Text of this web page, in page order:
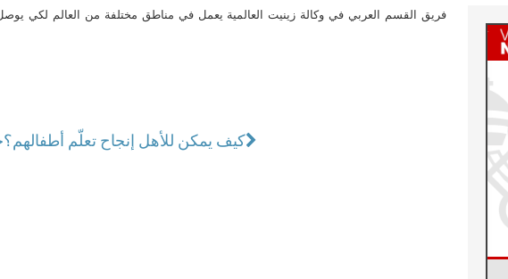
فريق القسم العربي في وكالة زينيت العالمية يعمل في مناطق مختلفة من العالم لكي
كيف يمكن للأهل إنجاح تعلّم أطفالهم؟